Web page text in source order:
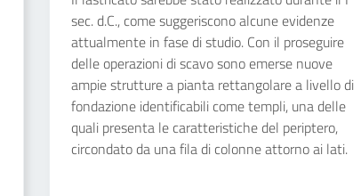
sec. d.C., come suggeriscono alcune evidenze
attualmente in fase di studio. Con il proseguire
delle operazioni di scavo sono emerse nuove
ampie strutture a pianta rettangolare a livello di
fondazione identificabili come templi, una delle
quali presenta le caratteristiche del periptero,
circondato da una fila di colonne attorno ai lati.